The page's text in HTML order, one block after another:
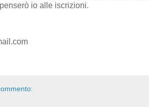
io alle iscrizioni.